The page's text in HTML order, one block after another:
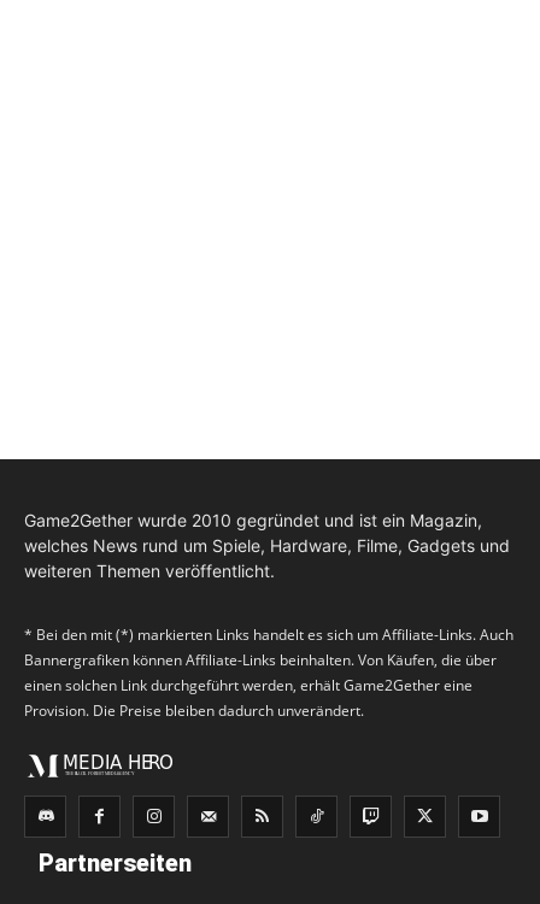
Game2Gether wurde 2010 gegründet und ist ein Magazin,
welches News rund um Spiele, Hardware, Filme, Gadgets und
weiteren Themen veröffentlicht.
* Bei den mit (*) markierten Links handelt es sich um Affiliate-Links. Auch
Bannergrafiken können Affiliate-Links beinhalten. Von Käufen, die über
einen solchen Link durchgeführt werden, erhält Game2Gether eine
Provision. Die Preise bleiben dadurch unverändert.
Partnerseiten